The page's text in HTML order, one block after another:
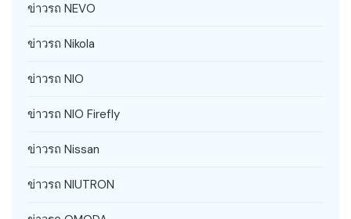
ข่าวรถ NEVO
ข่าวรถ Nikola
ข่าวรถ NIO
ข่าวรถ NIO Firefly
ข่าวรถ Nissan
ข่าวรถ NIUTRON